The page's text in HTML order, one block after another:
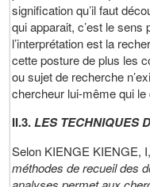
signification qu’il faut
qui apparait, c’est le sens
l’interprétation est la
cette posture de plus les
ou sujet de recherche
chercheur lui-même qui le
II.3.LES TECHNIQUES
Selon KIENGE KIENGE,
méthodes de recueil des